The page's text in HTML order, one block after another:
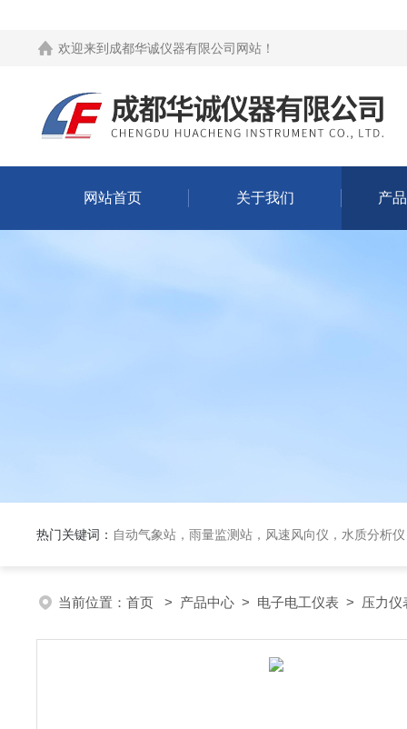
欢迎来到 成都华诚仪器有限公司网站 ！
网站首页 关于我们 产
热门关键词： 自动气象站，雨量监测站，风速风向仪，水质分析
当前位置： 首页 > 产品中心 > 电子电工仪表 > 压力仪